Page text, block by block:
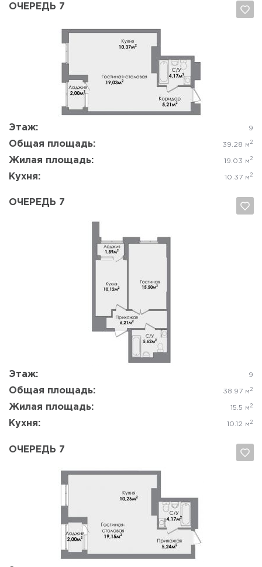
ОЧЕРЕДЬ 7
Этаж: 9
Общая площадь: 39.28 м 2
Жилая площадь: 19.03 м 2
Кухня: 10.37 м 2
ОЧЕРЕДЬ 7
Этаж: 9
Общая площадь: 38.97 м 2
Жилая площадь: 15.5 м 2
Кухня: 10.12 м 2
Да, удалить Отмена
ОЧЕРЕДЬ 7
Да, удалить